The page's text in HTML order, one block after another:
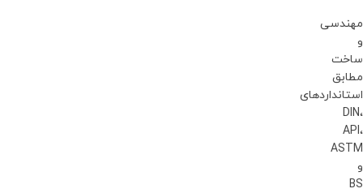
مهندسی
و
ساخت
مطابق
استانداردهای
DIN،
API،
ASTM
و
BS